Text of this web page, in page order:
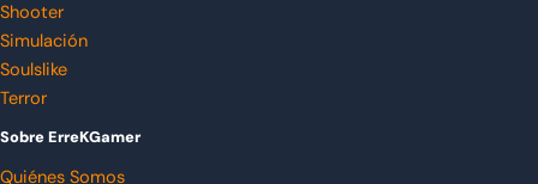
Shooter
Simulación
Soulslike
Terror
Sobre ErreKGamer
Quiénes Somos